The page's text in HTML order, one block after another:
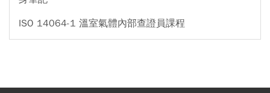
ISO 14064-1 溫室氣體內部查證員課程